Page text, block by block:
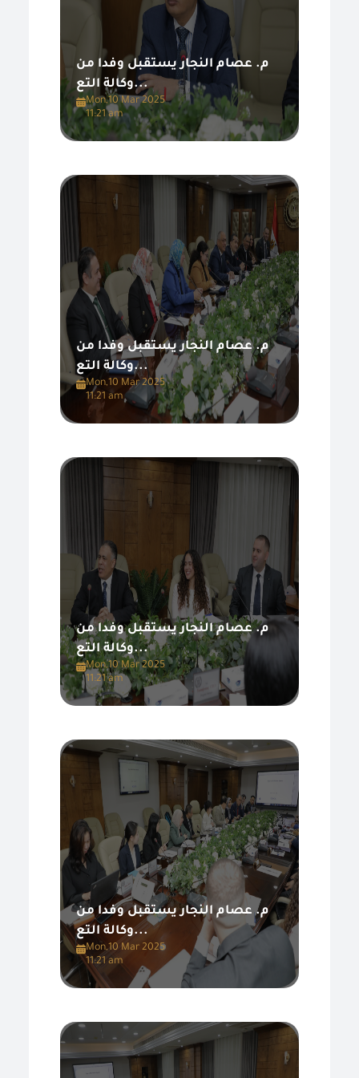
م. عصام النجار يستقبل وفدا من
وكالة التع...
Mon,10 Mar 2025
11:21 am
م. عصام النجار يستقبل وفدا من
وكالة التع...
Mon,10 Mar 2025
11:21 am
م. عصام النجار يستقبل وفدا من
وكالة التع...
Mon,10 Mar 2025
11:21 am
م. عصام النجار يستقبل وفدا من
وكالة التع...
Mon,10 Mar 2025
11:21 am